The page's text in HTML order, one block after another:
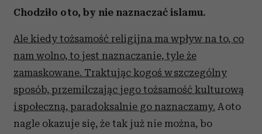
Chodziło o to, by nie naznaczać islamu.
Ale kiedy tożsamość religijna ma wpływ na to, co
nam wolno, to jest naznaczanie, tyle że
zamaskowane. Traktując kogoś w szczególny
sposób, przemilczając jego tożsamość kulturową
i społeczną, paradoksalnie go naznaczamy. A oto
nagle okazuje się, że tak już nie można, bo